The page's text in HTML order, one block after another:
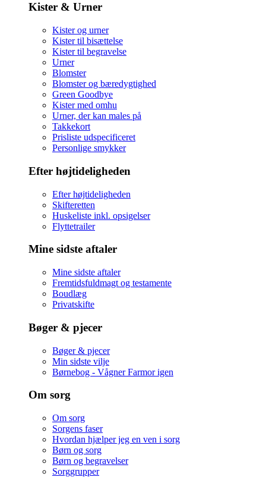
Kister & Urner
Kister og urner
Kister til bisættelse
Kister til begravelse
Urner
Blomster
Blomster og bæredygtighed
Green Goodbye
Kister med omhu
Urner, der kan males på
Takkekort
Prisliste udspecificeret
Personlige smykker
Efter højtideligheden
Efter højtideligheden
Skifteretten
Huskeliste inkl. opsigelser
Flyttetrailer
Mine sidste aftaler
Mine sidste aftaler
Fremtidsfuldmagt og testamente
Boudlæg
Privatskifte
Bøger & pjecer
Bøger & pjecer
Min sidste vilje
Børnebog - Vågner Farmor igen
Om sorg
Om sorg
Sorgens faser
Hvordan hjælper jeg en ven i sorg
Børn og sorg
Børn og begravelser
Sorggrupper